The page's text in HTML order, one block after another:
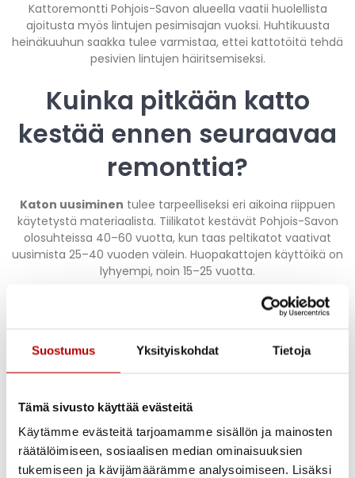
Suostumus Yksityiskohdat Tietoja
Tämä sivusto käyttää evästeitä
Käytämme evästeitä tarjoamamme sisällön ja mainosten
räätälöimiseen, sosiaalisen median ominaisuuksien
tukemiseen ja kävijämäärämme analysoimiseen. Lisäksi
Kattoremontti Pohjois-Savon alueella vaatii huolellista
ajoitusta myös lintujen pesimisajan vuoksi. Huhtikuusta
heinäkuuhun saakka tulee varmistaa, ettei kattotöitä tehdä
pesivien lintujen häiritsemiseksi.
Kuinka pitkään katto
kestää ennen seuraavaa
remonttia?
Katon uusiminen tulee tarpeelliseksi eri aikoina riippuen
käytetystä materiaalista. Tiilikatot kestävät Pohjois-Savon
olosuhteissa 40–60 vuotta, kun taas peltikatot vaativat
uusimista 25–40 vuoden välein. Huopakattojen käyttöikä on
lyhyempi, noin 15–25 vuotta.
Pohjois-Savon ilmasto-olosuhteet vaikuttavat katon
kestävyyteen merkittävästi. Kylmät talvet, runsaat
Lämpötilan vaihtelut aiheuttavat materiaalien laajenemista
Tiilikatot:40–60 vuotta, kestävät hyvin pakkasta ja
kosteutta
Peltikatot:25–40 vuotta, vaativat säännöllistä huoltoa